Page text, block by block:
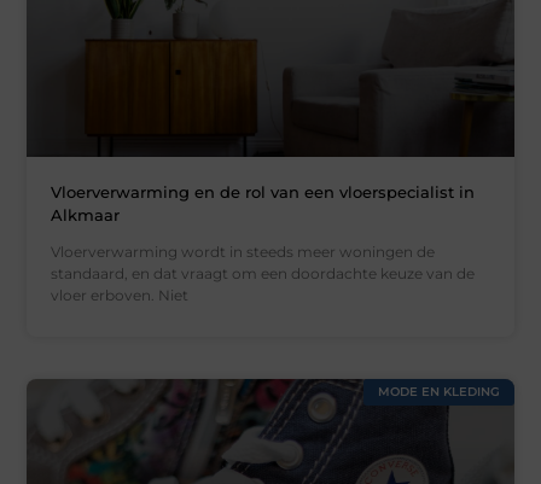
Vloerverwarming en de rol van een vloerspecialist in
Alkmaar
Vloerverwarming wordt in steeds meer woningen de
standaard, en dat vraagt om een doordachte keuze van de
vloer erboven. Niet
MODE EN KLEDING